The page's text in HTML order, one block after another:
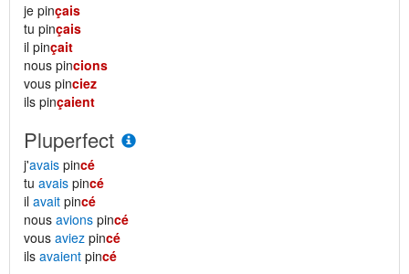
je pinçais
tu pinçais
il pinçait
nous pincions
vous pinciez
ils pinçaient
Pluperfect
j'avais pincé
tu avais pincé
il avait pincé
nous avions pincé
vous aviez pincé
ils avaient pincé